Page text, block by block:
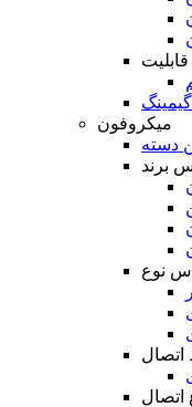
میکروفون
دسته
برند
نوع
اتصال
اتصال